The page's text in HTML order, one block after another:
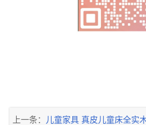
上一条： 儿童家具 真皮儿童床全实